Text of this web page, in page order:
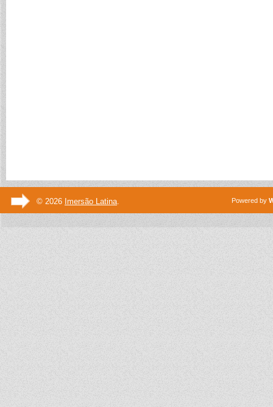
© 2026 Imersão Latina. Powered by